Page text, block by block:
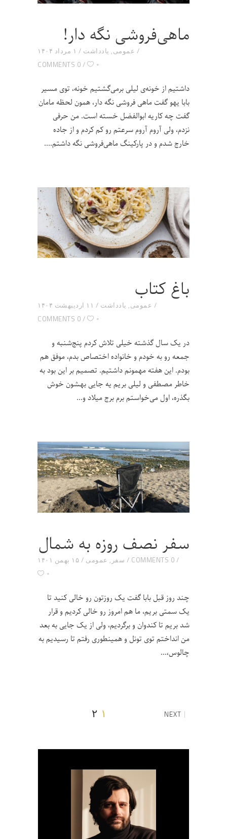
ماهی‌فروشی نگه دار!
۱ مرداد ۱۴۰۴ عمومی, یادداشت
0 COMMENTS
۰
داشتیم از خونه‌ی لیلی برمی‌گشتیم خونه، توی مسیر
بابا یهو گفت ماهی فروشی نگه دار، همون لحظه مامان
گفت چه کاریه ابوالفضل خسته است. من حرفی
نزدم، ولی آروم آروم سرعتم رو کم کردم و از جاده
خارج شدم و در پارکینگ ماهی‌فروشی نگه داشتم.
باغ کتاب
۱۱ اردیبهشت ۱۴۰۴ عمومی, یادداشت
0 COMMENTS
۰
در یک سال گذشته خیلی تلاش کردم پنج‌شنبه و
جمعه رو به خودم و خانواده اختصاص بدم، موفق هم
بودم. این هفته مهمونم داشتیم. تصمیم بر این بود به
خاطر مصطفی و لیلی بریم یه جایی بهشون خوش
بگذره، اول می‌خواستم برم برج میلاد و
سفر نصف روزه به شمال
۱۵ بهمن ۱۴۰۱ سفر , عمومی 0 COMMENTS
۰
چند روز قبل بابا گفت یک روزتون رو خالی کنید تا
یک سمتی بریم، ما هم امروز رو خالی کردیم و قرار
شد بریم تا کندوان و برگردیم، ولی از یک جایی به بعد
من انداختم توی تونل و همینطوری رفتم تا رسیدیم به
چالوس،
۱ ۲ NEXT